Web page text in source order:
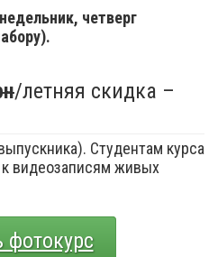
четверг
/летняя скидка –
Студентам курса
видеозаписям живых
фотокурс